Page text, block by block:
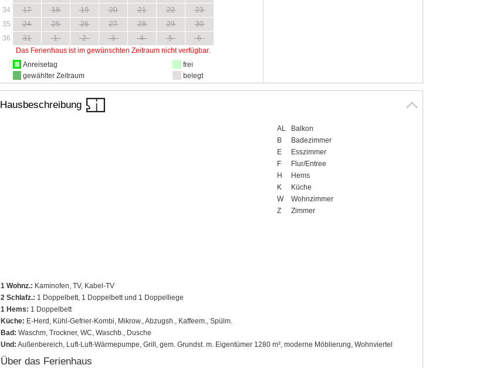
34
17 18 19 20 21 22
23
35
24 25 26 27 28 29
30
36
31 1 2 3 4 5
6
Das Ferienhaus ist im gewünschten Zeitraum nicht verfügbar.
Anreisetag
gewählter Zeitraum
frei
belegt
Hausbeschreibung
AL
Balkon
B
Badezimmer
E
Esszimmer
F
Flur/Entree
H
Hems
K
Küche
W
Wohnzimmer
Z
Zimmer
1 Wohnz.: Kaminofen, TV, Kabel-TV
2 Schlafz.: 1 Doppelbett, 1 Doppelbett und 1 Doppelliege
1 Hems: 1 Doppelbett
Küche: E-Herd, Kühl-Gefrier-Kombi, Mikrow., Abzugsh., Kaffeem., Spülm.
Bad: Waschm, Trockner, WC, Waschb., Dusche
Und: Außenbereich, Luft-Luft-Wärmepumpe, Grill, gem. Grundst. m. Eigentümer 1280 m², moderne Möblierung, Wohnviertel
Über das Ferienhaus